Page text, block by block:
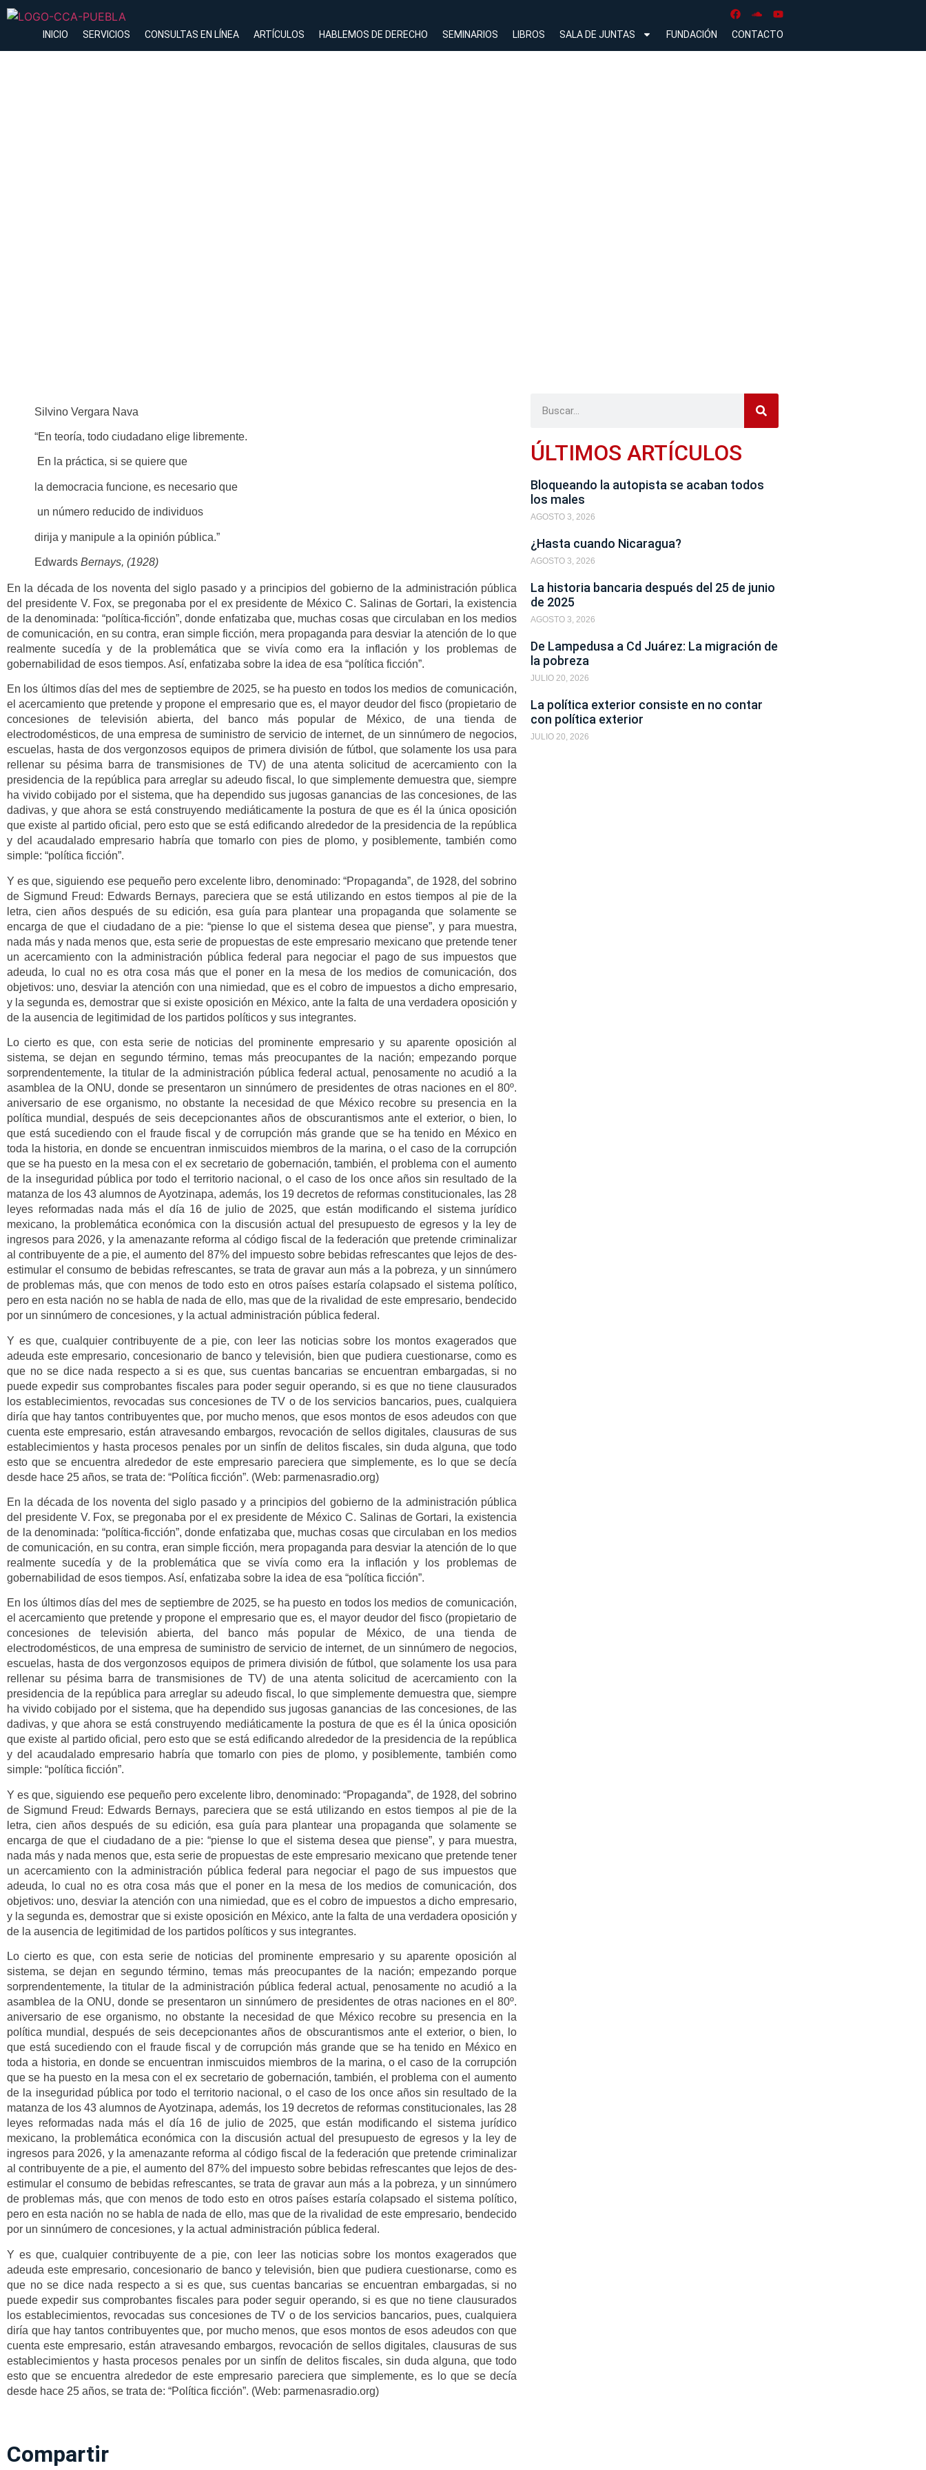
INICIO SERVICIOS CONSULTAS EN LÍNEA ARTÍCULOS HABLEMOS DE DERECHO SEMINARIOS LIBROS SALA DE JUNTAS FUNDACIÓN CONTACTO
Silvino Vergara Nava
“En teoría, todo ciudadano elige libremente.
En la práctica, si se quiere que
la democracia funcione, es necesario que
un número reducido de individuos
dirija y manipule a la opinión pública.”
Edwards Bernays, (1928)
En la década de los noventa del siglo pasado y a principios del gobierno de la administración pública
del presidente V. Fox, se pregonaba por el ex presidente de México C. Salinas de Gortari, la existencia
de la denominada: “política-ficción”, donde enfatizaba que, muchas cosas que circulaban en los medios
de comunicación, en su contra, eran simple ficción, mera propaganda para desviar la atención de lo que
realmente sucedía y de la problemática que se vivía como era la inflación y los problemas de
gobernabilidad de esos tiempos. Así, enfatizaba sobre la idea de esa “política ficción”.
En los últimos días del mes de septiembre de 2025, se ha puesto en todos los medios de comunicación,
el acercamiento que pretende y propone el empresario que es, el mayor deudor del fisco (propietario de
concesiones de televisión abierta, del banco más popular de México, de una tienda de
electrodomésticos, de una empresa de suministro de servicio de internet, de un sinnúmero de negocios,
escuelas, hasta de dos vergonzosos equipos de primera división de fútbol, que solamente los usa para
rellenar su pésima barra de transmisiones de TV) de una atenta solicitud de acercamiento con la
presidencia de la república para arreglar su adeudo fiscal, lo que simplemente demuestra que, siempre
ha vivido cobijado por el sistema, que ha dependido sus jugosas ganancias de las concesiones, de las
dadivas, y que ahora se está construyendo mediáticamente la postura de que es él la única oposición
que existe al partido oficial, pero esto que se está edificando alrededor de la presidencia de la república
y del acaudalado empresario habría que tomarlo con pies de plomo, y posiblemente, también como
simple: “política ficción”.
Y es que, siguiendo ese pequeño pero excelente libro, denominado: “Propaganda”, de 1928, del sobrino
de Sigmund Freud: Edwards Bernays, pareciera que se está utilizando en estos tiempos al pie de la
letra, cien años después de su edición, esa guía para plantear una propaganda que solamente se
encarga de que el ciudadano de a pie: “piense lo que el sistema desea que piense”, y para muestra,
nada más y nada menos que, esta serie de propuestas de este empresario mexicano que pretende tener
un acercamiento con la administración pública federal para negociar el pago de sus impuestos que
adeuda, lo cual no es otra cosa más que el poner en la mesa de los medios de comunicación, dos
objetivos: uno, desviar la atención con una nimiedad, que es el cobro de impuestos a dicho empresario,
y la segunda es, demostrar que si existe oposición en México, ante la falta de una verdadera oposición y
de la ausencia de legitimidad de los partidos políticos y sus integrantes.
Lo cierto es que, con esta serie de noticias del prominente empresario y su aparente oposición al
sistema, se dejan en segundo término, temas más preocupantes de la nación; empezando porque
sorprendentemente, la titular de la administración pública federal actual, penosamente no acudió a la
asamblea de la ONU, donde se presentaron un sinnúmero de presidentes de otras naciones en el 80º.
aniversario de ese organismo, no obstante la necesidad de que México recobre su presencia en la
política mundial, después de seis decepcionantes años de obscurantismos ante el exterior, o bien, lo
que está sucediendo con el fraude fiscal y de corrupción más grande que se ha tenido en México en
toda la historia, en donde se encuentran inmiscuidos miembros de la marina, o el caso de la corrupción
que se ha puesto en la mesa con el ex secretario de gobernación, también, el problema con el aumento
de la inseguridad pública por todo el territorio nacional, o el caso de los once años sin resultado de la
matanza de los 43 alumnos de Ayotzinapa, además, los 19 decretos de reformas constitucionales, las 28
leyes reformadas nada más el día 16 de julio de 2025, que están modificando el sistema jurídico
mexicano, la problemática económica con la discusión actual del presupuesto de egresos y la ley de
ingresos para 2026, y la amenazante reforma al código fiscal de la federación que pretende criminalizar
al contribuyente de a pie, el aumento del 87% del impuesto sobre bebidas refrescantes que lejos de des-
estimular el consumo de bebidas refrescantes, se trata de gravar aun más a la pobreza, y un sinnúmero
de problemas más, que con menos de todo esto en otros países estaría colapsado el sistema político,
pero en esta nación no se habla de nada de ello, mas que de la rivalidad de este empresario, bendecido
por un sinnúmero de concesiones, y la actual administración pública federal.
Y es que, cualquier contribuyente de a pie, con leer las noticias sobre los montos exagerados que
adeuda este empresario, concesionario de banco y televisión, bien que pudiera cuestionarse, como es
que no se dice nada respecto a si es que, sus cuentas bancarias se encuentran embargadas, si no
puede expedir sus comprobantes fiscales para poder seguir operando, si es que no tiene clausurados
los establecimientos, revocadas sus concesiones de TV o de los servicios bancarios, pues, cualquiera
diría que hay tantos contribuyentes que, por mucho menos, que esos montos de esos adeudos con que
cuenta este empresario, están atravesando embargos, revocación de sellos digitales, clausuras de sus
establecimientos y hasta procesos penales por un sinfín de delitos fiscales, sin duda alguna, que todo
esto que se encuentra alrededor de este empresario pareciera que simplemente, es lo que se decía
desde hace 25 años, se trata de: “Política ficción”. (Web: parmenasradio.org)
En la década de los noventa del siglo pasado y a principios del gobierno de la administración pública
del presidente V. Fox, se pregonaba por el ex presidente de México C. Salinas de Gortari, la existencia
de la denominada: “política-ficción”, donde enfatizaba que, muchas cosas que circulaban en los medios
de comunicación, en su contra, eran simple ficción, mera propaganda para desviar la atención de lo que
realmente sucedía y de la problemática que se vivía como era la inflación y los problemas de
gobernabilidad de esos tiempos. Así, enfatizaba sobre la idea de esa “política ficción”.
En los últimos días del mes de septiembre de 2025, se ha puesto en todos los medios de comunicación,
el acercamiento que pretende y propone el empresario que es, el mayor deudor del fisco (propietario de
concesiones de televisión abierta, del banco más popular de México, de una tienda de
electrodomésticos, de una empresa de suministro de servicio de internet, de un sinnúmero de negocios,
escuelas, hasta de dos vergonzosos equipos de primera división de fútbol, que solamente los usa para
rellenar su pésima barra de transmisiones de TV) de una atenta solicitud de acercamiento con la
presidencia de la república para arreglar su adeudo fiscal, lo que simplemente demuestra que, siempre
ha vivido cobijado por el sistema, que ha dependido sus jugosas ganancias de las concesiones, de las
dadivas, y que ahora se está construyendo mediáticamente la postura de que es él la única oposición
que existe al partido oficial, pero esto que se está edificando alrededor de la presidencia de la república
y del acaudalado empresario habría que tomarlo con pies de plomo, y posiblemente, también como
simple: “política ficción”.
Y es que, siguiendo ese pequeño pero excelente libro, denominado: “Propaganda”, de 1928, del sobrino
de Sigmund Freud: Edwards Bernays, pareciera que se está utilizando en estos tiempos al pie de la
letra, cien años después de su edición, esa guía para plantear una propaganda que solamente se
encarga de que el ciudadano de a pie: “piense lo que el sistema desea que piense”, y para muestra,
nada más y nada menos que, esta serie de propuestas de este empresario mexicano que pretende tener
un acercamiento con la administración pública federal para negociar el pago de sus impuestos que
adeuda, lo cual no es otra cosa más que el poner en la mesa de los medios de comunicación, dos
objetivos: uno, desviar la atención con una nimiedad, que es el cobro de impuestos a dicho empresario,
y la segunda es, demostrar que si existe oposición en México, ante la falta de una verdadera oposición y
de la ausencia de legitimidad de los partidos políticos y sus integrantes.
Lo cierto es que, con esta serie de noticias del prominente empresario y su aparente oposición al
sistema, se dejan en segundo término, temas más preocupantes de la nación; empezando porque
sorprendentemente, la titular de la administración pública federal actual, penosamente no acudió a la
asamblea de la ONU, donde se presentaron un sinnúmero de presidentes de otras naciones en el 80º.
aniversario de ese organismo, no obstante la necesidad de que México recobre su presencia en la
política mundial, después de seis decepcionantes años de obscurantismos ante el exterior, o bien, lo
que está sucediendo con el fraude fiscal y de corrupción más grande que se ha tenido en México en
toda a historia, en donde se encuentran inmiscuidos miembros de la marina, o el caso de la corrupción
que se ha puesto en la mesa con el ex secretario de gobernación, también, el problema con el aumento
de la inseguridad pública por todo el territorio nacional, o el caso de los once años sin resultado de la
matanza de los 43 alumnos de Ayotzinapa, además, los 19 decretos de reformas constitucionales, las 28
leyes reformadas nada más el día 16 de julio de 2025, que están modificando el sistema jurídico
mexicano, la problemática económica con la discusión actual del presupuesto de egresos y la ley de
ingresos para 2026, y la amenazante reforma al código fiscal de la federación que pretende criminalizar
al contribuyente de a pie, el aumento del 87% del impuesto sobre bebidas refrescantes que lejos de des-
estimular el consumo de bebidas refrescantes, se trata de gravar aun más a la pobreza, y un sinnúmero
de problemas más, que con menos de todo esto en otros países estaría colapsado el sistema político,
pero en esta nación no se habla de nada de ello, mas que de la rivalidad de este empresario, bendecido
por un sinnúmero de concesiones, y la actual administración pública federal.
Y es que, cualquier contribuyente de a pie, con leer las noticias sobre los montos exagerados que
adeuda este empresario, concesionario de banco y televisión, bien que pudiera cuestionarse, como es
que no se dice nada respecto a si es que, sus cuentas bancarias se encuentran embargadas, si no
puede expedir sus comprobantes fiscales para poder seguir operando, si es que no tiene clausurados
los establecimientos, revocadas sus concesiones de TV o de los servicios bancarios, pues, cualquiera
diría que hay tantos contribuyentes que, por mucho menos, que esos montos de esos adeudos con que
cuenta este empresario, están atravesando embargos, revocación de sellos digitales, clausuras de sus
establecimientos y hasta procesos penales por un sinfín de delitos fiscales, sin duda alguna, que todo
esto que se encuentra alrededor de este empresario pareciera que simplemente, es lo que se decía
desde hace 25 años, se trata de: “Política ficción”. (Web: parmenasradio.org)
Compartir
ÚLTIMOS ARTÍCULOS
Bloqueando la autopista se acaban todos
los males
AGOSTO 3, 2026
¿Hasta cuando Nicaragua?
AGOSTO 3, 2026
La historia bancaria después del 25 de junio
de 2025
AGOSTO 3, 2026
De Lampedusa a Cd Juárez: La migración de
la pobreza
JULIO 20, 2026
La política exterior consiste en no contar
con política exterior
JULIO 20, 2026